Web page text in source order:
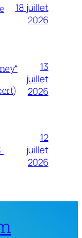
18 juillet
2026
13
juillet
2026
12
juillet
2026